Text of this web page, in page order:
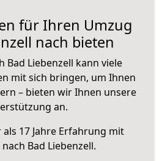
für Ihren Umzug
nach bieten
Bad Liebenzell kann viele
mit sich bringen, um Ihnen
– bieten wir Ihnen unsere
an.
17 Jahre Erfahrung mit
Bad Liebenzell.